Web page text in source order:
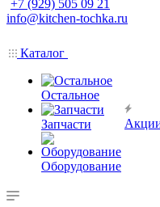
+7 (929) 505 09 21
info@kitchen-tochka.ru
Каталог
Остальное
Запчасти
Оборудование